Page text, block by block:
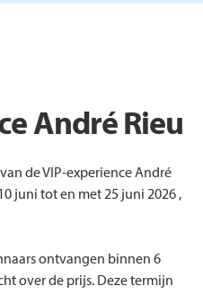
André Rieu
de VIP-experience André
juni tot en met 25 juni 2026 ,
ontvangen binnen 6
over de prijs. Deze termijn